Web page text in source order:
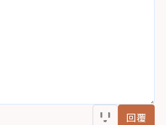
回覆